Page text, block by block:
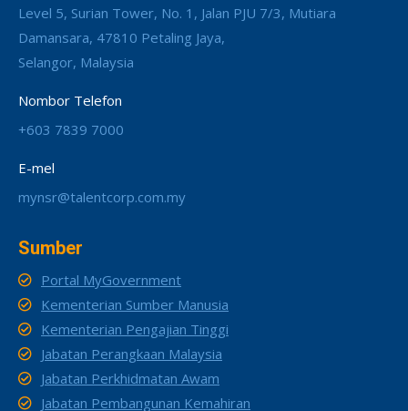
Level 5, Surian Tower, No. 1, Jalan PJU 7/3, Mutiara
Damansara, 47810 Petaling Jaya,
Selangor, Malaysia
Nombor Telefon
+603 7839 7000
E-mel
mynsr@talentcorp.com.my
Sumber
Portal MyGovernment
Kementerian Sumber Manusia
Kementerian Pengajian Tinggi
Jabatan Perangkaan Malaysia
Jabatan Perkhidmatan Awam
Jabatan Pembangunan Kemahiran